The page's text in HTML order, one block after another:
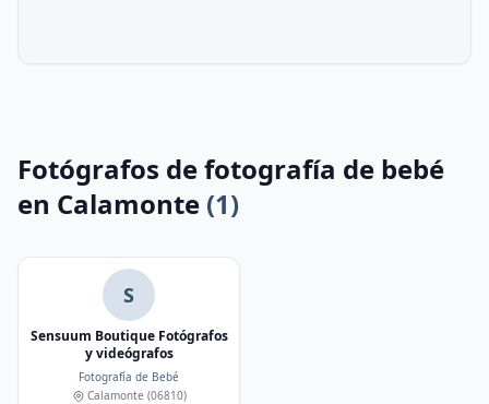
Fotógrafos de fotografía de bebé
en Calamonte (1)
S
Sensuum Boutique Fotógrafos
y videógrafos
Fotografía de Bebé
Calamonte (06810)